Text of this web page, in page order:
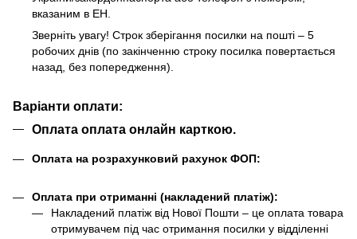
вказаним в ЕН.
Зверніть увагу! Строк зберігання посилки на пошті – 5
робочих днів (по закінченню строку посилка повертається
назад, без попередження).
Варіанти оплати:
Оплата оплата онлайн карткою.
Оплата на розрахунковий рахунок ФОП:
Оплата при отриманні (накладений платіж):
Накладений платіж від Нової Пошти – це оплата товара
отримувачем під час отримання посилки у відділенні